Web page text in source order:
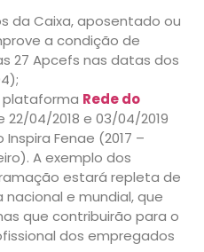
da Caixa, aposentado ou
a condição de
27 Apcefs nas datas dos
Rede do
22/04/2018 e 03/04/2019
Fenae (2017 –
A exemplo dos
estará repleta de
e mundial, que
que contribuirão para o
dos empregados